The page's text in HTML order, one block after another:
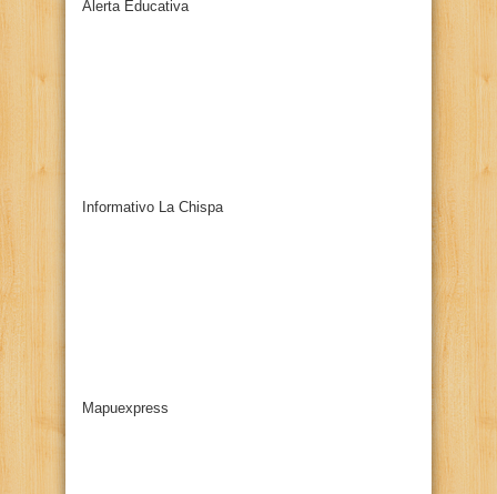
Alerta Educativa
Informativo La Chispa
Mapuexpress